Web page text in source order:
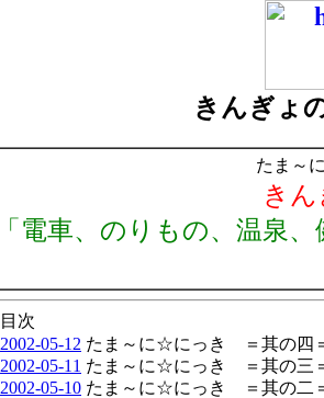
きんぎょ
たま～
き
「電車、のりもの、温泉
目次
2002-05-12 たま～に☆にっき ＝其の四
2002-05-11 たま～に☆にっき ＝其の三
2002-05-10 たま～に☆にっき ＝其の